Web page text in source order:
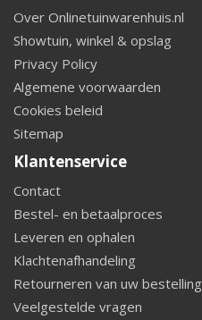
Over Onlinetuinwarenhuis.nl
Showtuin, winkel & opslag
Privacy Policy
Algemene voorwaarden
Cookies beleid
Sitemap
Klantenservice
Contact
Bestel- en betaalproces
Leveren en ophalen
Klachtenafhandeling
Retourneren van uw bestelling
Veelgestelde vragen